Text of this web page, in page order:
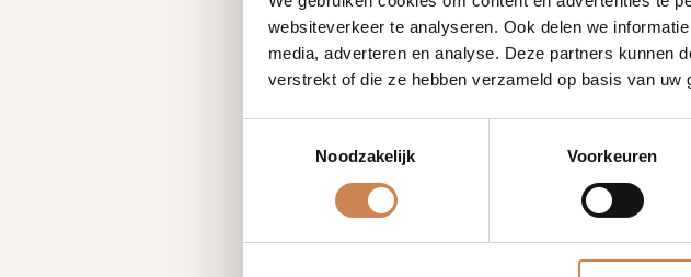
websiteverkeer te analyseren. Ook delen we
media, adverteren en analyse. Deze partners kunnen
verstrekt of die ze hebben verzameld op basis van uw
Noodzakelijk
Voorkeuren